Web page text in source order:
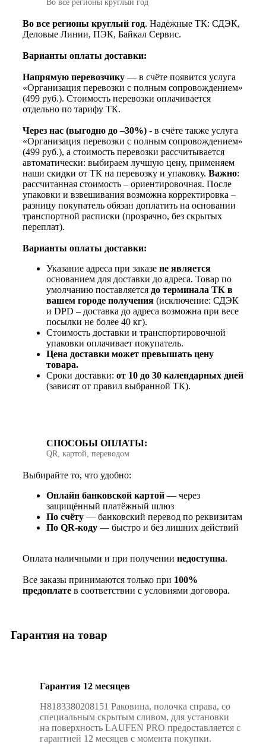
Во все регионы круглый год
Во все регионы круглый год. Надёжные ТК: СДЭК,
Деловые Линии, ПЭК, Байкал Сервис.
Варианты оплаты доставки:
Напрямую перевозчику — в счёте появится услуга
«Организация перевозки с полным сопровождением»
(499 руб.). Стоимость перевозки оплачивается
отдельно по тарифу ТК.
Через нас (выгодно до –30%) - в счёте также услуга
«Организация перевозки с полным сопровождением»
(499 руб.), а стоимость перевозки рассчитывается
автоматически: выбираем лучшую цену, применяем
наши скидки от ТК на перевозку и упаковку. Важно:
рассчитанная стоимость – ориентировочная. После
упаковки и взвешивания возможна корректировка –
разницу покупатель обязан доплатить на основании
транспортной расписки (прозрачно, без скрытых
переплат).
Варианты оплаты доставки:
Указание адреса при заказе не является
основанием для доставки до адреса. Товар по
умолчанию поставляется до терминала ТК в
вашем городе получения (исключение: СДЭК
и DPD – доставка до адреса возможна при весе
посылки не более 40 кг).
Стоимость доставки и транспортировочной
упаковки оплачивает покупатель.
Цена доставки может превышать цену
товара.
Сроки доставки: от 10 до 30 календарных дней
(зависят от правил выбранной ТК).
СПОСОБЫ ОПЛАТЫ:
QR, картой, переводом
Выбирайте то, что удобно:
Онлайн банковской картой — через
защищённый платёжный шлюз
По счёту — банковский перевод по реквизитам
По QR‑коду — быстро и без лишних действий
Оплата наличными и при получении недоступна.
Все заказы принимаются только при 100%
предоплате в соответствии с условиями договора.
Гарантия на товар
Гарантия 12 месяцев
H8183380208151 Раковина, полочка справа, со
специальным скрытым сливом, для установки
на поверхность LAUFEN PRO предоставляется с
гарантией 12 месяцев с момента покупки.